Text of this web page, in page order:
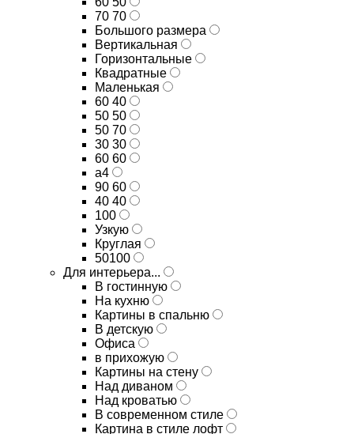
70 70
Большого размера
Вертикальная
Горизонтальные
Квадратные
Маленькая
60 40
50 50
50 70
30 30
60 60
а4
90 60
40 40
100
Узкую
Круглая
50100
Для интерьера...
В гостинную
На кухню
Картины в спальню
В детскую
Офиса
в прихожую
Картины на стену
Над диваном
Над кроватью
В современном стиле
Картина в стиле лофт